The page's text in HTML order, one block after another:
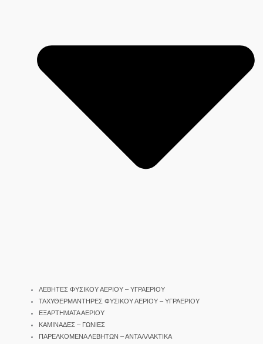
ΛΕΒΗΤΕΣ ΦΥΣΙΚΟΥ ΑΕΡΙΟΥ – ΥΓΡΑΕΡΙΟΥ
ΤΑΧΥΘΕΡΜΑΝΤΗΡΕΣ ΦΥΣΙΚΟΥ ΑΕΡΙΟΥ – ΥΓΡΑΕΡΙΟΥ
ΕΞΑΡΤΗΜΑΤΑ ΑΕΡΙΟΥ
ΚΑΜΙΝΑΔΕΣ – ΓΩΝΙΕΣ
ΠΑΡΕΛΚΟΜΕΝΑ ΛΕΒΗΤΩΝ – ΑΝΤΑΛΛΑΚΤΙΚΑ